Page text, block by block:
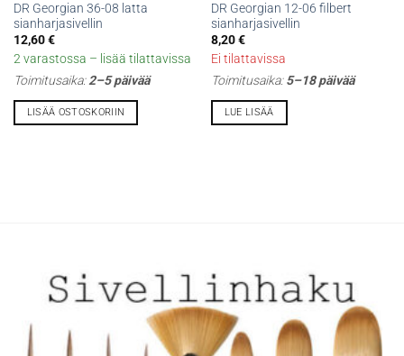
DR Georgian 36-08 latta
sianharjasivellin
12,60€
2 varastossa – lisää tilattavissa
Toimitusaika:2–5 päivää
LISÄÄ OSTOSKORIIN
DR Georgian 12-06 filbert
sianharjasivellin
8,20€
Ei tilattavissa
Toimitusaika:5–18 päivää
LUE LISÄÄ